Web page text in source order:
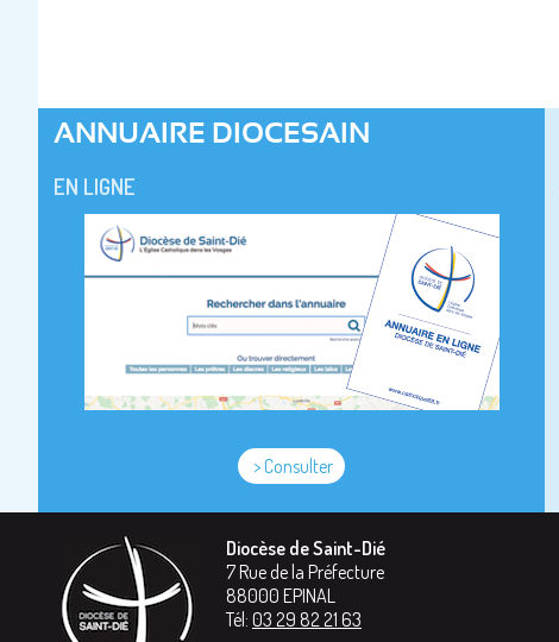
ANNUAIRE DIOCESAIN
EN LIGNE
> Consulter
Diocèse de Saint-Dié
7 Rue de la Préfecture
88000 EPINAL
Tél: 03 29 82 21 63